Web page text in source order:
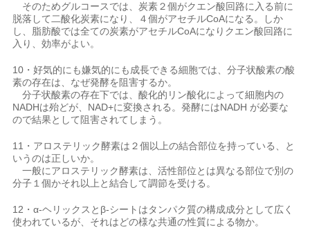
そのためグルコースでは、炭素２個がクエン酸回路に入る前に
脱落して二酸化炭素になり、４個がアセチルCoAになる。しか
し、脂肪酸では全ての炭素がアセチルCoAになりクエン酸回路に
入り、効率がよい。
10・好気的にも嫌気的にも成長できる細胞では、分子状酸素の酸
素の存在は、なぜ発酵を阻害するか。
分子状酸素の存在下では、酸化的リン酸化によって細胞内の
NADHは殆どが、NAD+に変換される。発酵にはNADH が必要な
ので結果として阻害されてしまう。
11・アロステリック酵素は２個以上の結合部位を持っている、と
いうのは正しいか。
一般にアロステリック酵素は、活性部位とは異なる部位で別の
分子１個かそれ以上と結合して調節を受ける。
12・α-ヘリックスとβ-シートはタンパク質の構成成分として広く
使われているが、それはどの様な共通の性質による物か。